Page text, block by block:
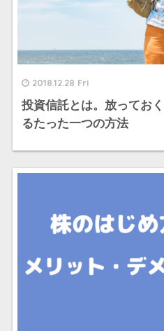
2018.12.28 Fri
投資信託とは。放ってお
るたった一つの方法